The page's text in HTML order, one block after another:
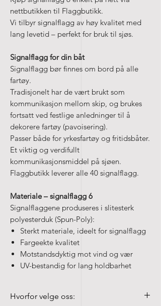
nettbutikken til Flaggbutikk.
Vi tilbyr signalflagg av høy kvalitet med
lang levetid – perfekt for bruk til sjøs.
Signalflagg for din båt
Signalflagg bør finnes om bord på alle
fartøy.
Tradisjonelt har de vært brukt som
kommunikasjon mellom skip, og brukes
fortsatt ved festlige anledninger til å
dekorere fartøy (pavoisering).
Passer både for yrkesfartøy og fritidsbåter.
Et viktig og verdifullt
kommunikasjonsmiddel på sjøen.
Flaggbutikk leverer alle 40 signalflagg.
Materiale – signalflagg 6
Signalflaggene produseres i slitesterk
polyesterduk (Spun-Poly):
Sterkt materiale, ideelt for signalflagg
Fargeekte kvalitet
Motstandsdyktig mot vind og vær
UV-bestandig for lang holdbarhet
Hvorfor velge oss: